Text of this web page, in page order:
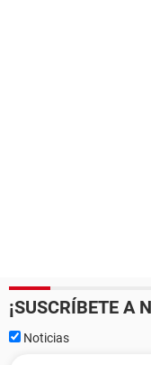
¡SUSCRÍBETE A
Noticias